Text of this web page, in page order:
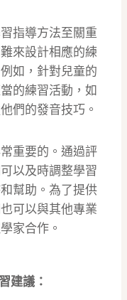
指導方法至關重
來設計相應的練
如，針對兒童的
的練習活動，如
們的發音技巧。
重要的。通過評
以及時調整學習
幫助。為了提供
可以與其他專業
家合作。
建議：